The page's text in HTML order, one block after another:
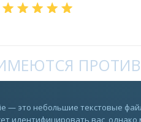
— это небольшие текстовые
вас,